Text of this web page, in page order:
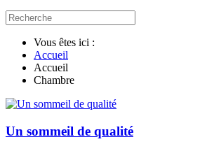
Vous êtes ici :
Accueil
Accueil
Chambre
Un sommeil de qualité